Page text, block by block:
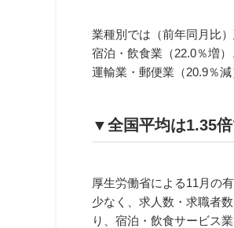
業種別では（前年同月比
宿泊・飲食業（22.0％増
運輸業・郵便業（20.9％減
▼全国平均は1.35
厚生労働省による11月の
少なく、求人数・求職者
り、宿泊・飲食サービス